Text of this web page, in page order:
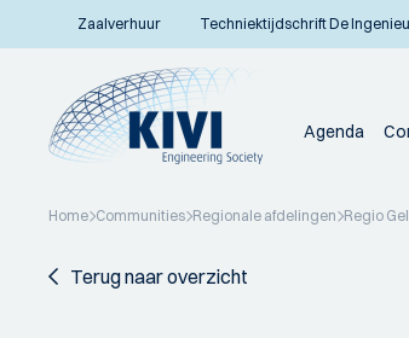
Zaalverhuur Techniektijdschrift De
Agenda
Home Communities Regionale afdelingen Regio
Terug naar overzicht